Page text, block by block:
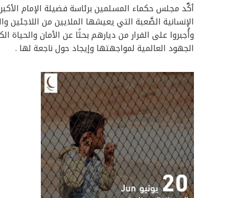
أكَّد مجلس حكماء المسلمين برئاسة فضيلة الإمام
الإنسانية الصَّعبة التي يعيشها الملايين من
وأُجبروا على الفرار من ديارهم بحثًا عن الأمان والحياة
الجهود العالمية لمواجهتها وإيجاد حول ناجعة لها .